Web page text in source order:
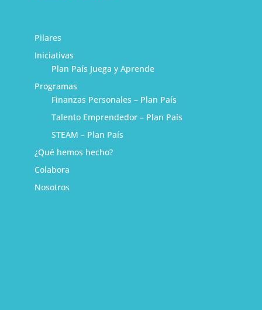
Pilares
Iniciativas
Plan País Juega y Aprende
Programas
Finanzas Personales – Plan País
Talento Emprendedor – Plan País
STEAM – Plan País
¿Qué hemos hecho?
Colabora
Nosotros